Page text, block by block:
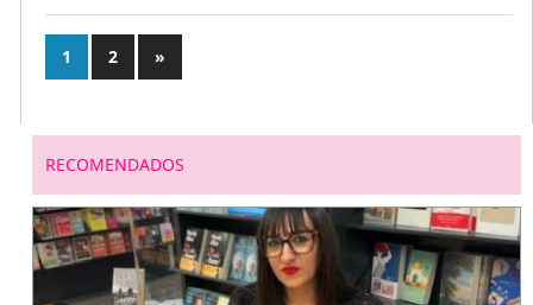
Paginación
de
entradas
1 2
Entradas
siguientes
»
RECOMENDADOS